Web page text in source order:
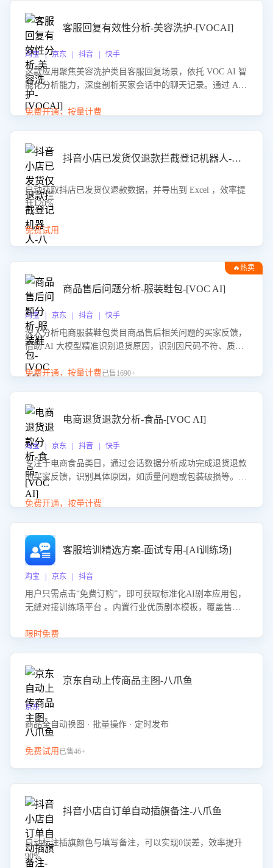
客服回复有效性分析-美容洗护-[VOCAI]
淘宝 | 京东 | 抖音 | 快手
这款应用聚焦美容洗护类目客服回复场景，依托 VOC AI 智
能化分析能力，深度剖析买家会话中的聊天记录。通过 AI
大模型精准定位客服在不同场景的理解与回应难点，评判解
答的有效性与完整性，输出针对性改进策略，助力商家快速
免费开通，按量计费
抖音小店已发货仅退款拦截登记机器人-八爪鱼
自动获取抖店已发货仅退款数据，并导出到 Excel ，效率提
升120%
免费试用
🔥热卖
商品售后问题分析-服装鞋包-[VOC AI]
淘宝 | 京东 | 抖音 | 快手
深入分析电商服装鞋包类目商品售后相关问题的买家反馈，
借助 AI 大模型精准识别退货原因，识别因尺码不符、质量
问题等导致的退货原因，给出全方位优化产品与服务的建
议，助力商家优化产品或服务，实现销售额的显著提升。
免费开通，按量计费已售1690+
电商退货退款分析-食品-[VOC AI]
淘宝 | 京东 | 抖音 | 快手
专注于电商食品类目，通过会话数据分析成功完成退货退款
的买家反馈，识别具体原因，如质量问题或包装破损等。结
合AI大模型，自动评估客服挽回效果，输出优化策略，助力
商家降低退款率，提升售后效率。
免费开通，按量计费
客服培训精选方案-面试专用-[AI训练场]
淘宝 | 京东 | 抖音
用户只需点击“免费订购”，即可获取标准化AI剧本应用包，
无缝对接训练场平台 。内置行业优质剧本模板，覆盖售前
初始化时间，助力企业快速启动智能客服训练
限时免费
京东自动上传商品主图-八爪鱼
京东
商品全自动换图 · 批量操作 · 定时发布
免费试用 已售46+
抖音小店自订单自动插旗备注-八爪鱼
自动标注插旗颜色与填写备注，可以实现0误差，效率提升
90%